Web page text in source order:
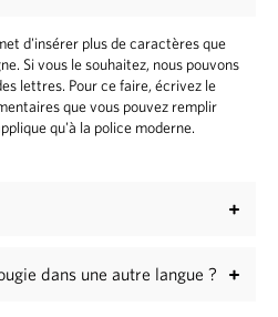
d'insérer plus de caractères que
Si vous le souhaitez, nous pouvons
lettres. Pour ce faire, écrivez le
que vous pouvez remplir
qu'à la police moderne.
dans une autre langue ?